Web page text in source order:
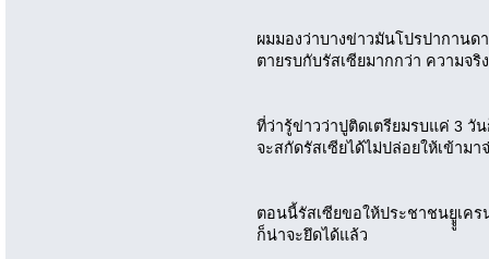
ผมมองว่าบางข่าวมันโปรปากานด
ตายรบกับรัสเซียมากกว่า ความจริ
ที่ว่ารู้ข่าวว่าปูติดเตรียมรบแค่ 3
จะสกัดรัสเซียได้ไม่ปล่อยให้เข้ามา
ตอนนี้รัสเซียขอให้ประชาชนยูููเค
ก็น่าจะยึดได้แล้ว